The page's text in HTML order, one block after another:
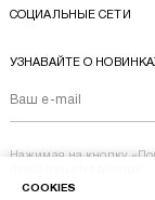
СОЦИАЛЬНЫЕ СЕТИ
УЗНАВАЙТЕ О
Нажимая на кнопку
COOKIES